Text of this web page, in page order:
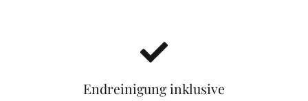
Endreinigung inklusive